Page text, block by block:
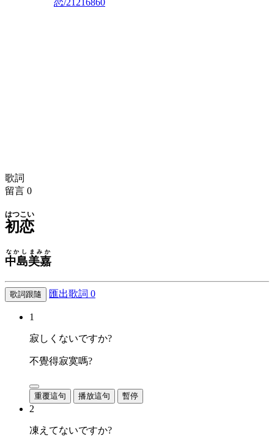
恋/21216860
歌詞
留言 0
初恋
はつこい
中島美嘉
なかしまみか
歌詞跟隨 匯出歌詞 0
1
寂しくないですか?
不覺得寂寞嗎?
重覆這句 播放這句 暫停
2
凍えてないですか?